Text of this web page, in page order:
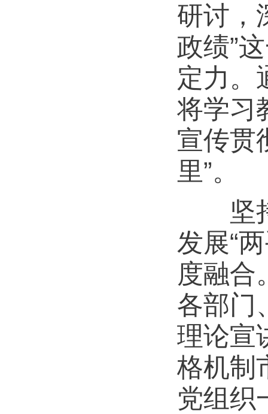
研讨，
政绩”
定力。
将学习
宣传贯
里”。
坚持
发展“
度融合
各部门
理论宣
格机制
党组织